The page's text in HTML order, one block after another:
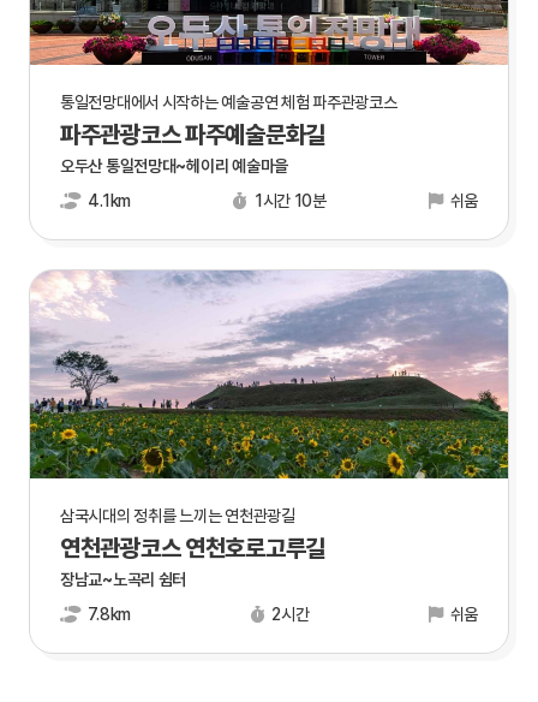
통일전망대에서 시작하는 예술공연 체험 파주관광코스
파주관광코스 파주예술문화길
오두산 통일전망대~헤이리 예술마을
4.1km
1시간 10분 쉬움
삼국시대의 정취를 느끼는 연천관광길
연천관광코스 연천호로고루길
장남교~노곡리 쉼터
7.8km
2시간 쉬움